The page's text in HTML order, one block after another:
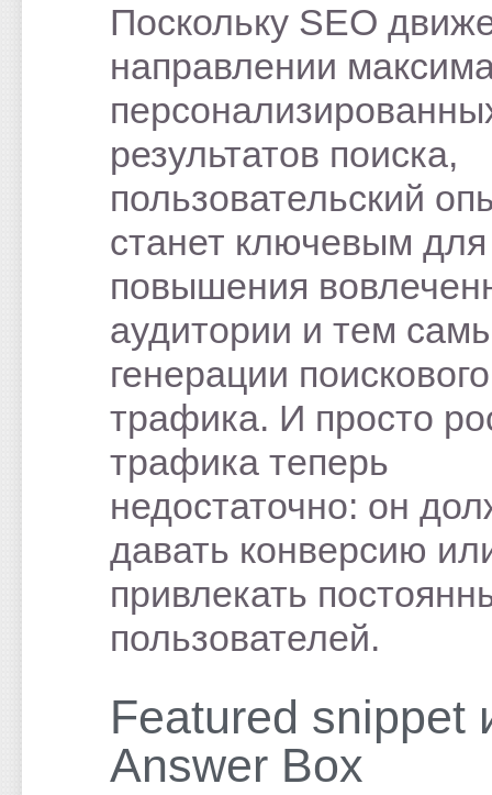
Поскольку SEO
направлении
результатов поиска,
пользовательский
станет ключевым для
повышения
аудитории и тем
генерации поискового
трафика. И просто
трафика теперь
недостаточно: он
давать конверсию
привлекать
пользователей.
Featured snippet
Answer Box